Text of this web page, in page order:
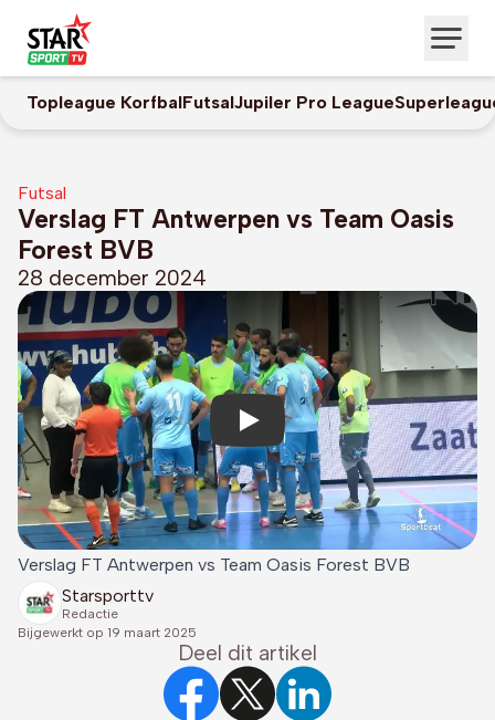
Topleague KorfbalFutsalJupiler Pro League
Futsal
Verslag FT Antwerpen vs Team Oasis
Forest BVB
28 december 2024
Play
Verslag FT Antwerpen vs Team Oasis Forest BVB
Starsporttv
Redactie
Bijgewerkt op 19 maart 2025
Deel dit artikel